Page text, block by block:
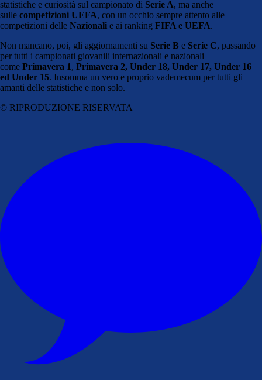
statistiche e curiosità sul campionato di Serie A, ma anche
sulle competizioni UEFA, con un occhio sempre attento alle
competizioni delle Nazionali e ai ranking FIFA e UEFA.
Non mancano, poi, gli aggiornamenti su Serie B e Serie C, passando
per tutti i campionati giovanili internazionali e nazionali
come Primavera 1, Primavera 2, Under 18, Under 17, Under 16
ed Under 15. Insomma un vero e proprio vademecum per tutti gli
amanti delle statistiche e non solo.
© RIPRODUZIONE RISERVATA